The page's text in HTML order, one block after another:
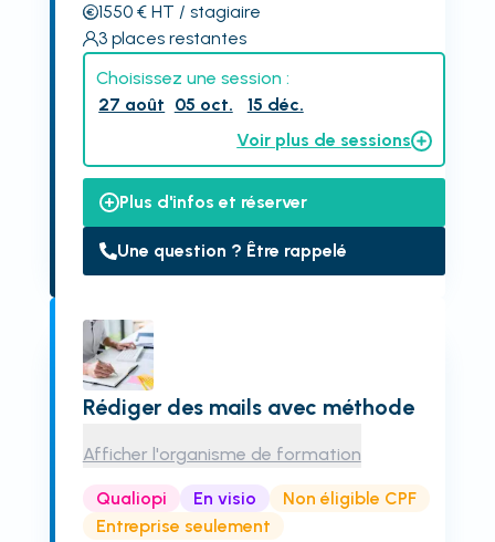
1550€ HT / stagiaire
3 places restantes
Choisissez une session :
27 août 05 oct.
15 déc.
Voir plus de sessions
Plus d'infos et réserver
Une question ? Être rappelé
Rédiger des mails avec méthode
Afficher l'organisme de formation
Qualiopi En visio
Non éligible CPF
Entreprise seulement